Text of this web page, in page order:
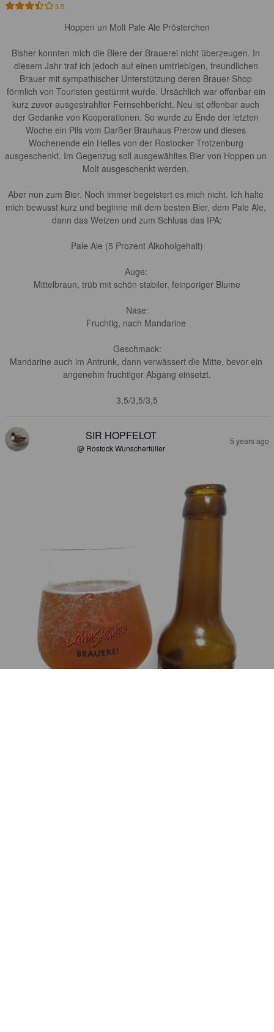
3.5
Hoppen un Molt Pale Ale Prösterchen
Bisher konnten mich die Biere der Brauerei nicht überzeugen. In
diesem Jahr traf ich jedoch auf einen umtriebigen, freundlichen
Brauer mit sympathischer Unterstützung deren Brauer-Shop
förmlich von Touristen gestürmt wurde. Ursächlich war offenbar ein
kurz zuvor ausgestrahlter Fernsehbericht. Neu ist offenbar auch
der Gedanke von Kooperationen. So wurde zu Ende der letzten
Woche ein Pils vom Darßer Brauhaus Prerow und dieses
Wochenende ein Helles von der Rostocker Trotzenburg
ausgeschenkt. Im Gegenzug soll ausgewähltes Bier von Hoppen un
Molt ausgeschenkt werden.
Aber nun zum Bier. Noch immer begeistert es mich nicht. Ich halte
mich bewusst kurz und beginne mit dem besten Bier, dem Pale Ale,
dann das Weizen und zum Schluss das IPA:
Pale Ale (5 Prozent Alkoholgehalt)
Auge:
Mittelbraun, trüb mit schön stabiler, feinporiger Blume
Nase:
Fruchtig, nach Mandarine
Geschmack:
Mandarine auch im Antrunk, dann verwässert die Mitte, bevor ein
angenehm fruchtiger Abgang einsetzt.
3,5/3,5/3,5
SIR HOPFELOT
@ Rostock Wunscherfüller
5 years ago